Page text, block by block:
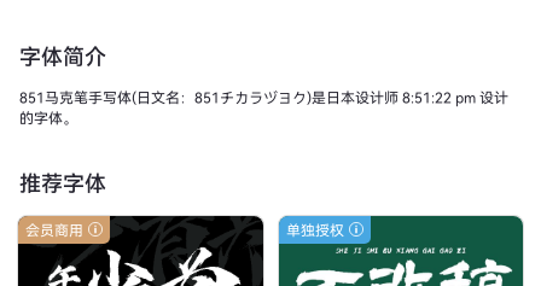
字体简介
851马克笔手写体(日文名：851チカラヅヨク)是日本设计师 8:51:22 pm 设计
的字体。
推荐字体
会员商用 单独授权